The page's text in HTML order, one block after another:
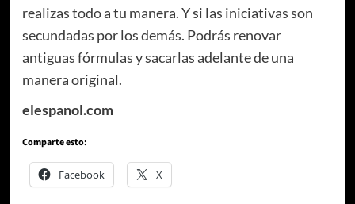
realizas todo a tu manera. Y si las iniciativas son
secundadas por los demás. Podrás renovar
antiguas fórmulas y sacarlas adelante de una
manera original.
elespanol.com
Comparte esto:
Facebook X